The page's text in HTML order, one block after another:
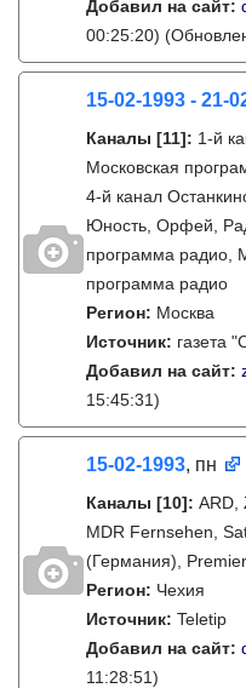
Добавил на сайт:
00:25:20)
15-02-1993 - 21-
Каналы [11]: 1-й
Московская
4-й канал
Юность, Орфей,
программа радио,
программа радио
Регион: Москва
Источник: газета
Добавил на сайт:
15:45:31)
15-02-1993, пн
Каналы [10]: ARD,
MDR Fernsehen,
(Германия),
Регион: Чехия
Источник: Teletip
Добавил на сайт:
11:28:51)